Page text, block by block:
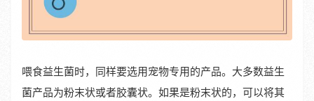
喂食益生菌时，同样要选用宠物专用的产品。大多数益生
菌产品为粉末状或者胶囊状。如果是粉末状的，可以将其